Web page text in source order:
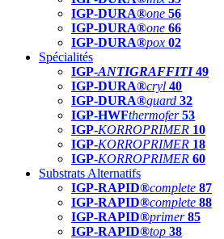
IGP-DURA®one 56
IGP-DURA®one 66
IGP-DURA®pox 02
Spécialités
IGP-ANTIGRAFFITI49
IGP-DURA®cryl 40
IGP-DURA®guard 32
IGP-HWFthermofer 53
IGP-KORROPRIMER 10
IGP-KORROPRIMER 18
IGP-KORROPRIMER 60
Substrats Alternatifs
IGP-RAPID®complete 87
IGP-RAPID®complete 88
IGP-RAPID®primer 85
IGP-RAPID®top 38